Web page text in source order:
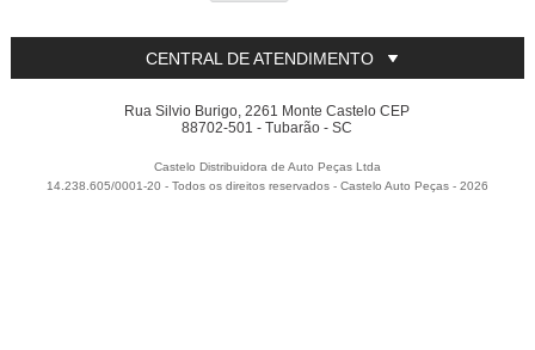
CENTRAL DE ATENDIMENTO
Rua Silvio Burigo, 2261 Monte Castelo CEP
88702-501 - Tubarão - SC
Castelo Distribuidora de Auto Peças Ltda
14.238.605/0001-20 - Todos os direitos reservados -Castelo Auto Peças -2026